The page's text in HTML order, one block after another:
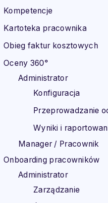
Kompetencje
Kartoteka pracownika
Obieg faktur kosztowych
Oceny 360°
Administrator
Konfiguracja
Przeprowadzanie
Wyniki i
Manager / Pracownik
Onboarding pracowników
Administrator
Zarządzanie